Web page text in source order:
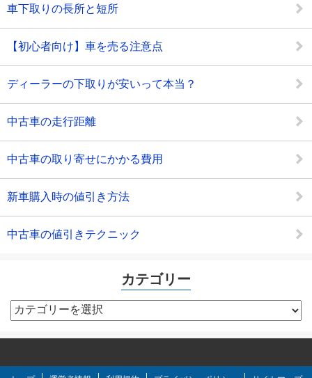
車下取りの長所と短所
【初心者向け】車を売る注意点
ディーラーの下取りが安いって本当？
中古車の走行距離
中古車の取り寄せにかかる費用
新車購入時の値引き方法
中古車の値引きテクニック
カテゴリー
カ
テ
ゴ
ー